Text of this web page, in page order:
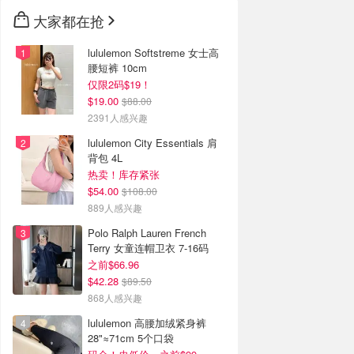
大家都在抢
lululemon Softstreme 女士高
腰短裤 10cm
仅限2码$19！
$19.00 $88.00
2391人感兴趣
lululemon City Essentials 肩
背包 4L
热卖！库存紧张
$54.00 $108.00
889人感兴趣
Polo Ralph Lauren French
Terry 女童连帽卫衣 7-16码
之前$66.96
$42.28 $89.50
868人感兴趣
lululemon 高腰加绒紧身裤
28"≈71cm 5个口袋